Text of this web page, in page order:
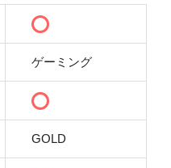
ゲーミング
GOLD